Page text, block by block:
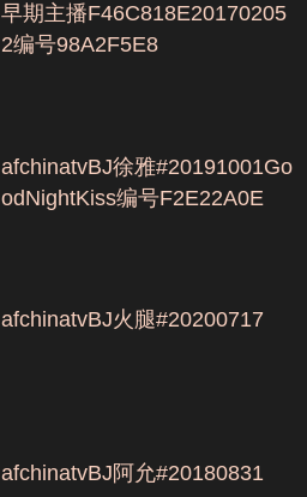
早期主播F46C818E20170205
2编号98A2F5E8
afchinatvBJ徐雅#20191001Go
odNightKiss编号F2E22A0E
afchinatvBJ火腿#20200717
afchinatvBJ阿允#20180831